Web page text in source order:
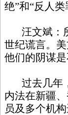
绝”和“反人
汪文斌：所
世纪谎言。
他们的阴谋是
过去几年，
内法在新疆
员及多个机